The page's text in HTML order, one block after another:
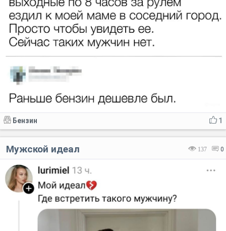
1
Бензин
137 0
Мужской идеал